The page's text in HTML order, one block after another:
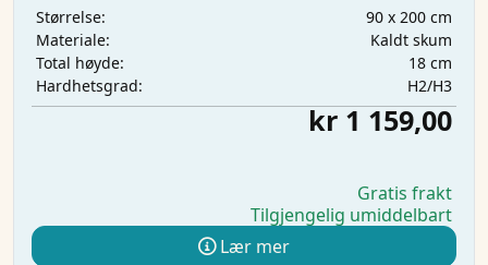
Størrelse:
90 x 200 cm
Materiale:
Kaldt skum
Total høyde:
18 cm
Hardhetsgrad:
H2/H3
kr 1 159,00
Gratis frakt
Tilgjengelig umiddelbart
Lær mer